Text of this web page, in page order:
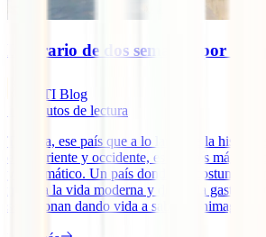
Itinerario de dos semanas por
IATI Blog
minutos de lectura
Turquía, ese país que a lo largo de la historia
entre oriente y occidente, es un país mágico,
y carismático. Un país donde las costumbres
mano a la vida moderna y donde la
se fusionan dando vida a sabores